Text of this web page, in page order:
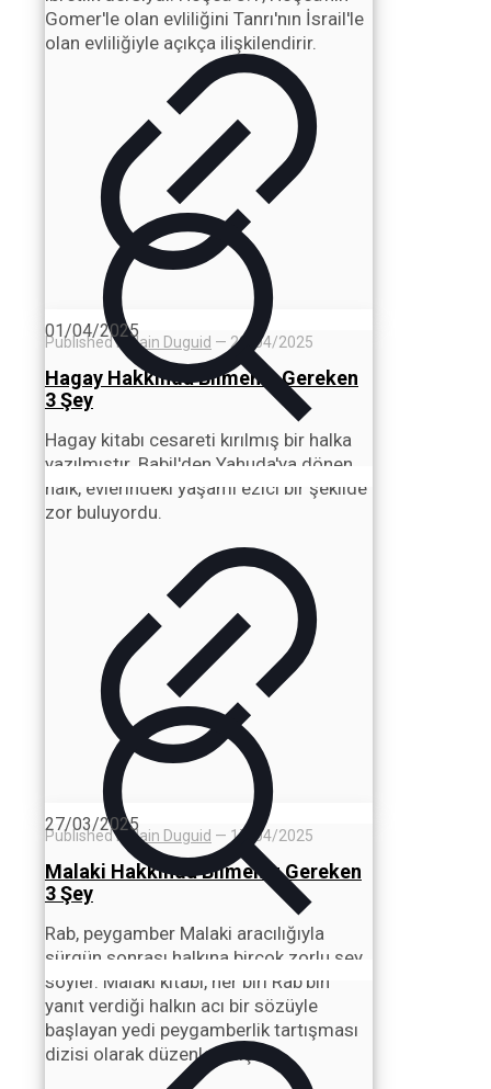
Gomer'le olan evliliğini Tanrı'nın İsrail'le
olan evliliğiyle açıkça ilişkilendirir.
Published byIain Duguid — 22/04/2025
Hagay Hakkında Bilmeniz Gereken
3 Şey
Hagay kitabı cesareti kırılmış bir halka
yazılmıştır. Babil'den Yahuda'ya dönen
halk, evlerindeki yaşamı ezici bir şekilde
zor buluyordu.
Published byIain Duguid — 17/04/2025
Malaki Hakkında Bilmeniz Gereken
3 Şey
Rab, peygamber Malaki aracılığıyla
sürgün sonrası halkına birçok zorlu şey
söyler. Malaki kitabı, her biri Rab'bin
yanıt verdiği halkın acı bir sözüyle
başlayan yedi peygamberlik tartışması
dizisi olarak düzenlenmiştir.
01/04/2025
27/03/2025